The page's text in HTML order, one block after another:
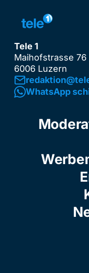
Tele 1
Maihofstrasse 76
6006 Luzern
WhatsApp